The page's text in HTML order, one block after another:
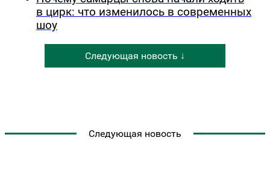
в цирк: что изменилось в современных
шоу
Следующая новость ↓
Следующая новость